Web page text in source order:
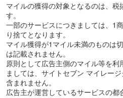
マイルの獲得の対象となるのは、税
す。
一部のサービスにつきましては、1
り捨てとなります。
マイル獲得が1マイル未満のものは
は記載されません。
原則として広告主側のマイル等を利
ましては、サイトセブン マイレー
含まれません。
広告主が運営しているサービスの